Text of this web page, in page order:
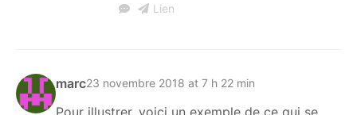
Lien
marc23 novembre 2018 at 7 h 22 min
Pour illustrer, voici un exemple de ce qui se